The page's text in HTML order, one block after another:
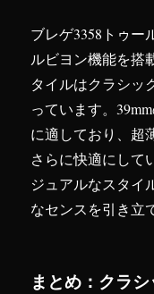
ブレゲ3358トゥー
ルビヨン機能を搭
タイルはクラシッ
っています。
に適しており、超
さらに快適にして
ジュアルなスタイ
なセンスを引き立
まとめ：クラ